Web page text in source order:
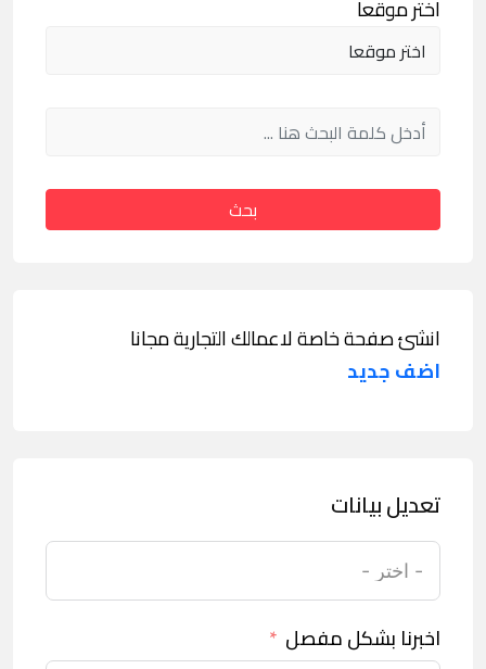
اختر موقعا
بحث
انشئ صفحة خاصة لاعمالك التجارية مجانا
اضف جديد
تعديل بيانات
اخبرنا بشكل مفصل